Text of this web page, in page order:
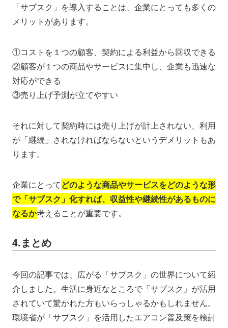
「サブスク」を導入することは、企業にとっても多くの
メリットがあります。
①コストを１つの顧客、契約による利益から回収できる
②顧客が１つの商品やサービスに集中し、企業も迅速な
対応ができる
③売り上げ予測が立てやすい
それに対して契約時には売り上げが計上されない、利用
が「継続」されなければならないというデメリットもあ
ります。
企業にとってどのような商品やサービスをどのような形
で「サブスク」化すれば、収益性や継続性があるものに
なるか考えることが重要です。
4.まとめ
今回の記事では、広がる「サブスク」の世界について紹
介しました。生活に身近なところで「サブスク」が活用
されていて驚かれた方もいらっしゃるかもしれません。
環境省が「サブスク」を活用したエアコン普及策を検討